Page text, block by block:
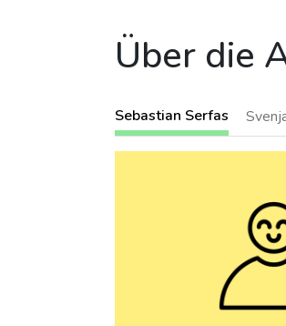
Über die
Sebastian Serfas